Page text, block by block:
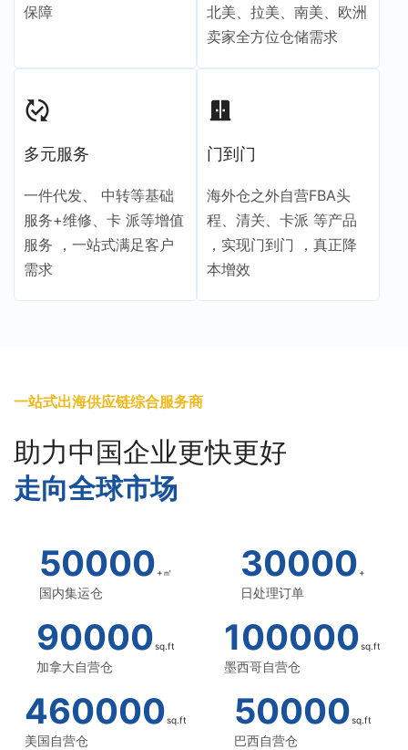
保障
北美、拉美、南美、欧洲
卖家全方位仓储需求
published_with_changes
多元服务
一件代发、 中转等基础
服务+维修、卡 派等增值
服务 ，一站式满足客户
需求
door_sliding
门到门
海外仓之外自营FBA头
程、清关、卡派 等产品
，实现门到门 ，真正降
本增效
一站式出海供应链综合服务商
助力中国企业更快更好
走向全球市场
国内集运仓
50000 +㎡
日处理订单
30000 +
加拿大自营仓
90000sq.ft
墨西哥自营仓
100000sq.ft
美国自营仓
460000sq.ft
巴西自营仓
50000sq.ft